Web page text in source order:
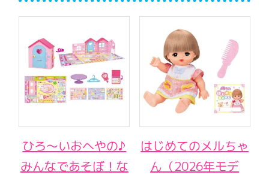
ひろ～いおへやの♪
みんなであそぼ！な
はじめてのメルちゃ
ん（2026年モデ